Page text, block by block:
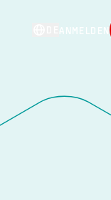
ANMELDEN